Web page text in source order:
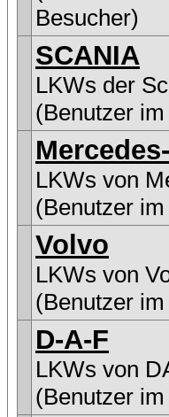
Besucher)
SCANIA
LKWs der
(Benutzer
LKWs von
(Benutzer
Volvo
LKWs von
(Benutzer
D-A-F
LKWs von
(Benutzer